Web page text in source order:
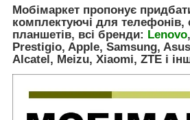
Мобімаркет пропонує
комплектуючі для телефонів,
планшетів, всі бренди: Lenovo
Prestigio, Apple, Samsung,
Alcatel, Meizu, Xiaomi, ZTE і